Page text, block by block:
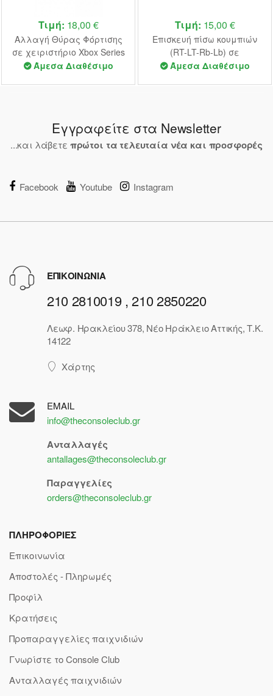
Τιμή: 18,00 €
Αλλαγή Θύρας Φόρτισης
σε χειριστήριο Xbox Series
Άμεσα Διαθέσιμο
Τιμή: 15,00 €
Επισκευή πίσω κουμπιών
(RT-LT-Rb-Lb) σε
χειριστήριο Xbox Series
Άμεσα Διαθέσιμο
Εγγραφείτε στα Newsletter
...και λάβετε πρώτοι τα τελευταία νέα και προσφορές
Facebook Youtube Instagram
ΕΠΙΚΟΙΝΩΝΙΑ
210 2810019 , 210 2850220
Λεωφ. Ηρακλείου 378, Νέο Ηράκλειο Αττικής, Τ.Κ.
14122
Χάρτης
EMAIL
info@theconsoleclub.gr
Ανταλλαγές
antallages@theconsoleclub.gr
Παραγγελίες
orders@theconsoleclub.gr
ΠΛΗΡΟΦΟΡΙΕΣ
Επικοινωνία
Αποστολές - Πληρωμές
Προφίλ
Κρατήσεις
Προπαραγγελίες παιχνιδιών
Γνωρίστε το Console Club
Ανταλλαγές παιχνιδιών